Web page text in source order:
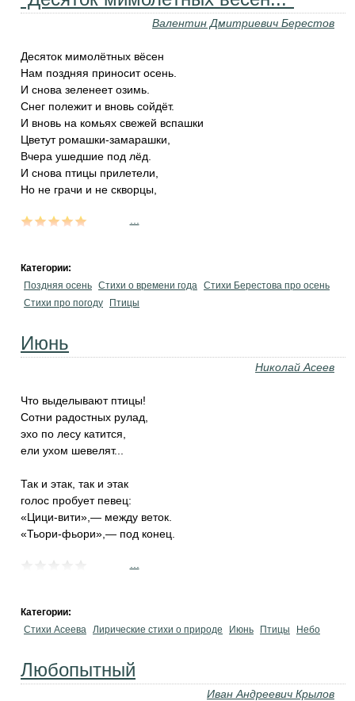
Валентин Дмитриевич Берестов
Десяток мимолётных вёсен
Нам поздняя приносит осень.
И снова зеленеет озимь.
Снег полежит и вновь сойдёт.
И вновь на комьях свежей вспашки
Цветут ромашки-замарашки,
Вчера ушедшие под лёд.
И снова птицы прилетели,
Но не грачи и не скворцы,
Категории:
Поздняя осень Стихи о времени года Стихи Берестова про осень
Стихи про погоду
Птицы
Июнь
Николай Асеев
Что выделывают птицы!
Сотни радостных рулад,
эхо по лесу катится,
ели ухом шевелят...
Так и этак, так и этак
голос пробует певец:
«Цици-вити»,— между веток.
«Тьори-фьори»,— под конец.
Категории:
Стихи Асеева Лирические стихи о природе Июнь Птицы Небо
Любопытный
Иван Андреевич Крылов